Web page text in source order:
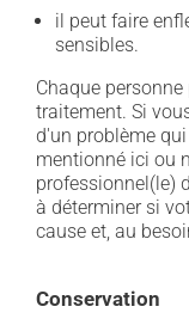
il peut faire
sensibles.
Chaque
traitement. Si
d'un problème
mentionné ici ou
professionnel(le)
à déterminer si
cause et, au
Conservation